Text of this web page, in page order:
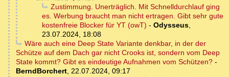
Zustimmung. Unerträglich. Mit Schnelldurchlauf ging
es. Werbung braucht man nicht ertragen. Gibt sehr gute
kostenfreie Blocker für YT (owT) - Odysseus,
23.07.2024, 18:08
Wäre auch eine Deep State Variante denkbar, in der der
Schütze auf dem Dach gar nicht Crooks ist, sondern vom Deep
State kommt? Gibt es eindeutige Aufnahmen vom Schützen? -
BerndBorchert, 22.07.2024, 09:17